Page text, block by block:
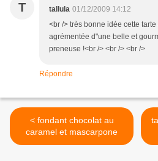
T tallula 01/12/2009 14:12
<br /> très bonne idée cette
agrémentée d"une belle et
preneuse !<br /> <br /> <br />
Répondre
< fondant chocolat au
caramel et mascarpone